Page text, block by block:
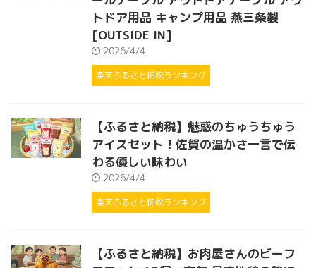
トドア用品 キャンプ用品 燕三条製
[OUTSIDE IN]
2026/4/4
楽天ふるさと納税ランキング
【ふるさと納税】魅惑のちゅうちゅう
アイスセット！佐賀の温かさ一言で伝
わる優しい味わい
2026/4/4
楽天ふるさと納税ランキング
【ふるさと納税】お肉屋さんのビーフ